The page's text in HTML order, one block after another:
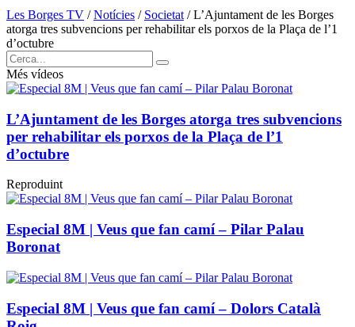
Les Borges TV /Notícies / Societat /L’Ajuntament de les Borges
atorga tres subvencions per rehabilitar els porxos de la Plaça de l’1
d’octubre
Més vídeos
L’Ajuntament de les Borges atorga tres subvencions
per rehabilitar els porxos de la Plaça de l’1
d’octubre
Reproduint
Especial 8M | Veus que fan camí – Pilar Palau
Boronat
Especial 8M | Veus que fan camí – Dolors Català